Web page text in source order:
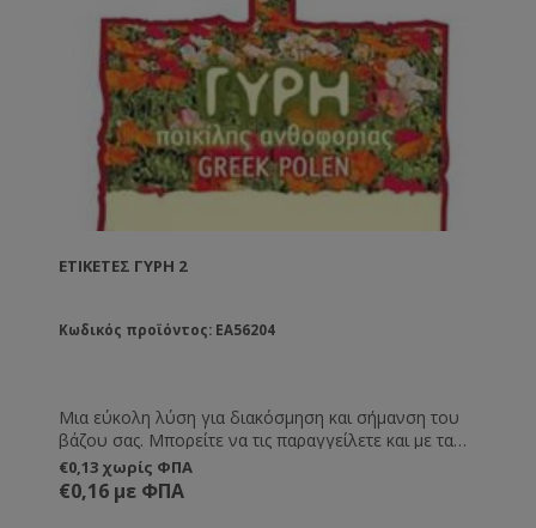
ΕΤΙΚΈΤΕΣ ΓΎΡΗ 2
Κωδικός προϊόντος: EA56204
Μια εύκολη λύση για διακόσμηση και σήμανση του
βάζου σας. Μπορείτε να τις παραγγείλετε και με τα
στοιχεία σας εκτυπωμένα, καθώς και ημερομηνία
παραγωγής, λήξης και καθαρό βάρος.
€0,13 χωρίς ΦΠΑ
€0,16 με ΦΠΑ